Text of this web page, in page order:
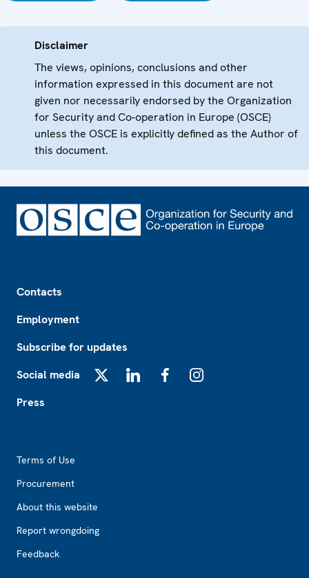
Disclaimer
The views, opinions, conclusions and other
information expressed in this document are not
given nor necessarily endorsed by the Organization
for Security and Co-operation in Europe (OSCE)
unless the OSCE is explicitly defined as the Author of
this document.
Contacts
Employment
Subscribe for updates
Social media
Press
Terms of Use
Procurement
About this website
Report wrongdoing
Feedback